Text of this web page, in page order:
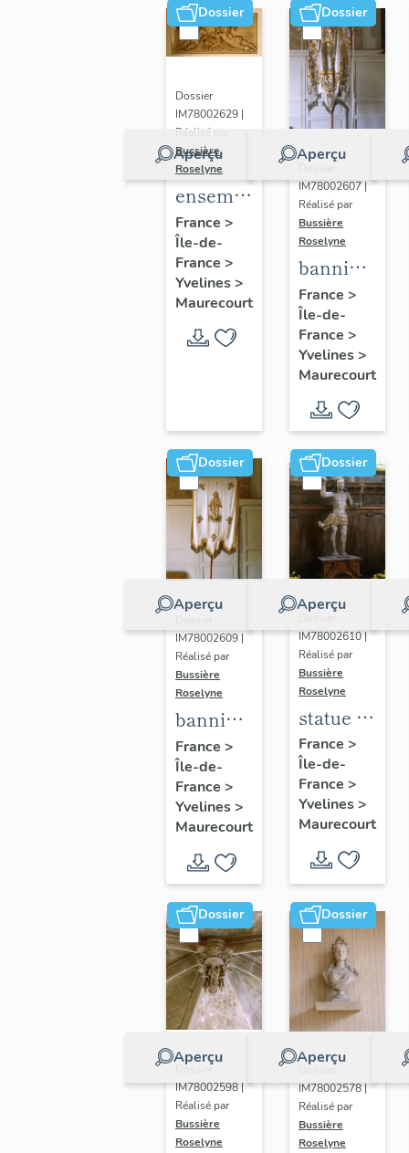
Dossier
Aperçu
Dossier
IM78002629 |
Réalisé par
Bussière
Roselyne
ensemble
de 2
reliefs
France >
Île-de-
France >
Yvelines>
Maurecourt
Dossier
Aperçu
IM78002607 |
Réalisé par
Bussière
Roselyne
bannière
de
procession
: Jeanne
d'Arc
France >
Île-de-
France >
Yvelines>
Maurecourt
Dossier
Aperçu
IM78002609 |
Réalisé par
Bussière
Roselyne
bannière
de
procession
:
Immaculée
Conception
France >
Île-de-
France >
Yvelines>
Maurecourt
Dossier
Aperçu
IM78002610 |
Réalisé par
Bussière
Roselyne
statue :
Christ
glorieux
France >
Île-de-
France >
Yvelines>
Maurecourt
Dossier
Aperçu
Dossier
IM78002598 |
Réalisé par
Bussière
Roselyne
Dossier
Aperçu
IM78002578 |
Réalisé par
Bussière
Roselyne